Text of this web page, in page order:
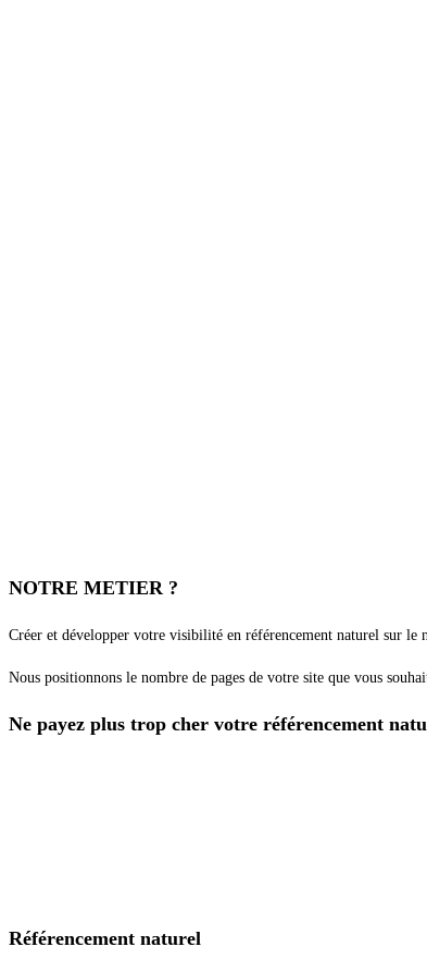
NOTRE METIER ?
Créer et développer votre visibilité en référencement naturel sur
Nous positionnons le nombre de pages de votre site que vous
Ne payez plus trop cher votre référencement
Référencement naturel